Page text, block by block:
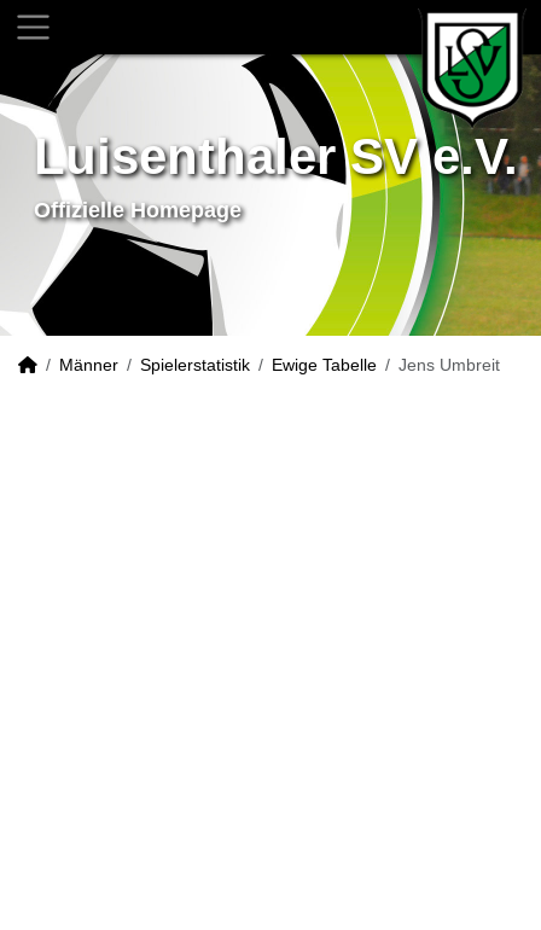
Luisenthaler SV e.V.
Offizielle Homepage
Männer Spielerstatistik Ewige Tabelle Jens Umbreit